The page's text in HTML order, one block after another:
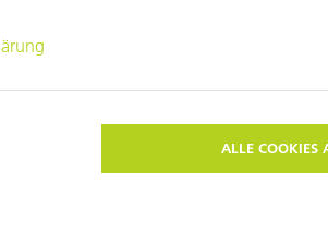
brauchen
die No-Code-
you see is what you